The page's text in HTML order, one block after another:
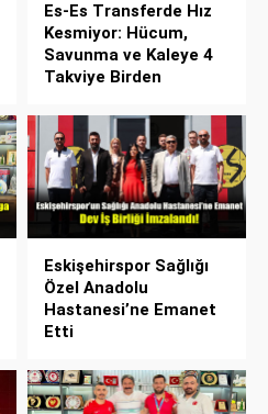
Es-Es Transferde Hız
Kesmiyor: Hücum,
Savunma ve Kaleye 4
Takviye Birden
Eskişehirspor Sağlığı
Özel Anadolu
Hastanesi’ne Emanet
Etti